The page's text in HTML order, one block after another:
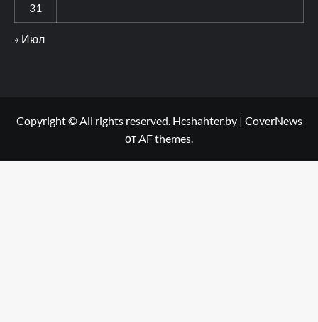
31
« Июл
Copyright © All rights reserved. Hcshahter.by | CoverNews
от AF themes.